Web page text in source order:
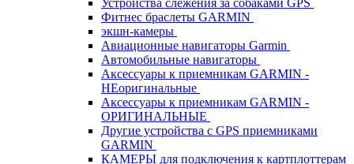
Устройства слежения за собаками GPS
Фитнес браслеты GARMIN
экшн-камеры
Авиационные навигаторы Garmin
Автомобильные навигаторы
Аксессуары к приемникам GARMIN -
НЕоригинальные
Аксессуары к приемникам GARMIN -
ОРИГИНАЛЬНЫЕ
Другие устройства с GPS приемниками
GARMIN
КАМЕРЫ для подключения к картплоттерам